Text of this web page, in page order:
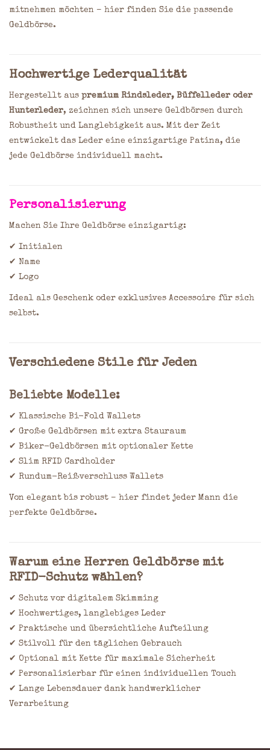
mitnehmen möchten – hier finden Sie die passende
Geldbörse.
Hochwertige Lederqualität
Hergestellt aus premium Rindsleder, Büffelleder oder
Hunterleder, zeichnen sich unsere Geldbörsen durch
Robustheit und Langlebigkeit aus. Mit der Zeit
entwickelt das Leder eine einzigartige Patina, die
jede Geldbörse individuell macht.
Personalisierung
Machen Sie Ihre Geldbörse einzigartig:
✔ Initialen
✔ Name
✔ Logo
Ideal als Geschenk oder exklusives Accessoire für sich
selbst.
Verschiedene Stile für Jeden
Beliebte Modelle:
✔ Klassische Bi-Fold Wallets
✔ Große Geldbörsen mit extra Stauraum
✔ Biker-Geldbörsen mit optionaler Kette
✔ Slim RFID Cardholder
✔ Rundum-Reißverschluss Wallets
Von elegant bis robust – hier findet jeder Mann die
perfekte Geldbörse.
Warum eine Herren Geldbörse mit
RFID-Schutz wählen?
✔ Schutz vor digitalem Skimming
✔ Hochwertiges, langlebiges Leder
✔ Praktische und übersichtliche Aufteilung
✔ Stilvoll für den täglichen Gebrauch
✔ Optional mit Kette für maximale Sicherheit
✔ Personalisierbar für einen individuellen Touch
✔ Lange Lebensdauer dank handwerklicher
Verarbeitung